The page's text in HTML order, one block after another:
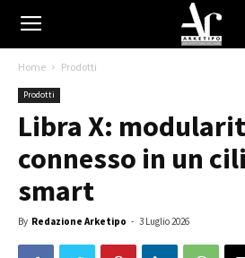
Home Prodotti
Prodotti
Libra X:
connesso in un
smart
By Redazione Arketipo - 3 Luglio 2026